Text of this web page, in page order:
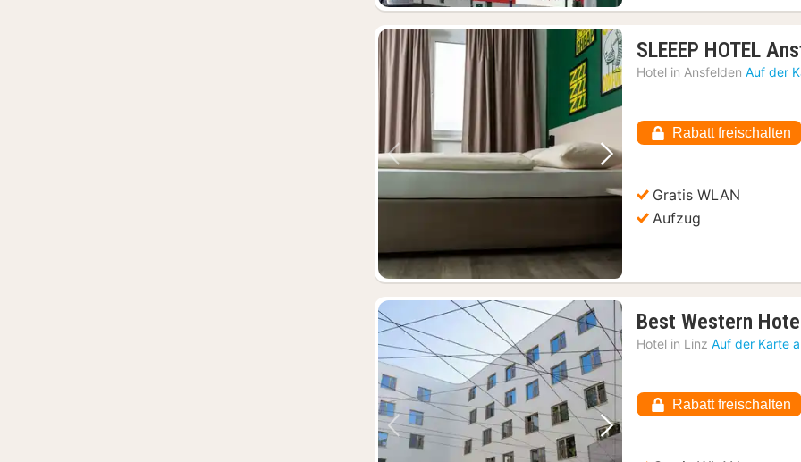
Vorheriges Bild Nächstes Bild
SLEEEP HOTEL
Hotel in Ansfelden Auf der
Rabatt freischalten
Gratis WLAN
Aufzug
Vorheriges Bild Nächstes Bild
Best Western
Hotel in Linz Auf der Karte
Rabatt freischalten